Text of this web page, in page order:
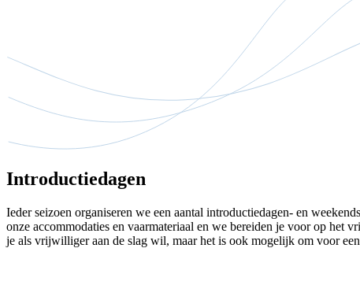
Introductiedagen
Ieder seizoen organiseren we een aantal introductiedagen- en
onze accommodaties en vaarmateriaal en we bereiden je voor op het
je als vrijwilliger aan de slag wil, maar het is ook mogelijk om voor